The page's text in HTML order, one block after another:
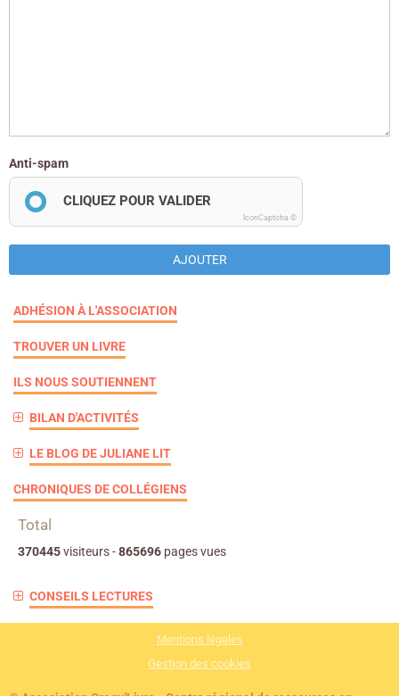
Anti-spam
CLIQUEZ POUR VALIDER
IconCaptcha ©
AJOUTER
ADHÉSION À L'ASSOCIATION
TROUVER UN LIVRE
ILS NOUS SOUTIENNENT
BILAN D'ACTIVITÉS
LE BLOG DE JULIANE LIT
CHRONIQUES DE COLLÉGIENS
Total
370445visiteurs -865696 pages vues
CONSEILS LECTURES
Mentions légales
Gestion des cookies